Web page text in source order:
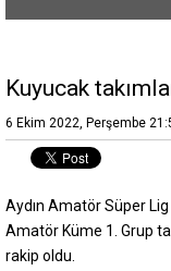
Kuyucak
6 Ekim 2022, Perşembe
Aydın Amatör Süper Lig
Amatör Küme 1. Grup
rakip oldu.